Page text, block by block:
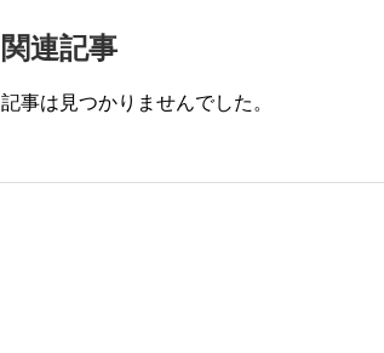
関連記事
記事は見つかりませんでした。